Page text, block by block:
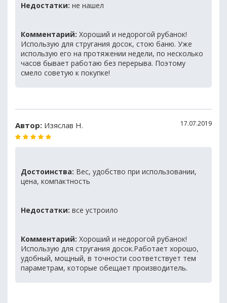
Недостатки: не нашел
Комментарий: Хороший и недорогой рубанок!
Использую для стругания досок, стою баню. Уже
использую его на протяжении недели, по несколько
часов бывает работаю без перерыва. Поэтому
смело советую к покупке!
Автор: Изяслав Н. 17.07.2019
Достоинства: Вес, удобство при использовании,
цена, компактность
Недостатки: все устроило
Комментарий: Хороший и недорогой рубанок!
Использую для стругания досок.Работает хорошо,
удобный, мощный, в точности соответствует тем
параметрам, которые обещает производитель.